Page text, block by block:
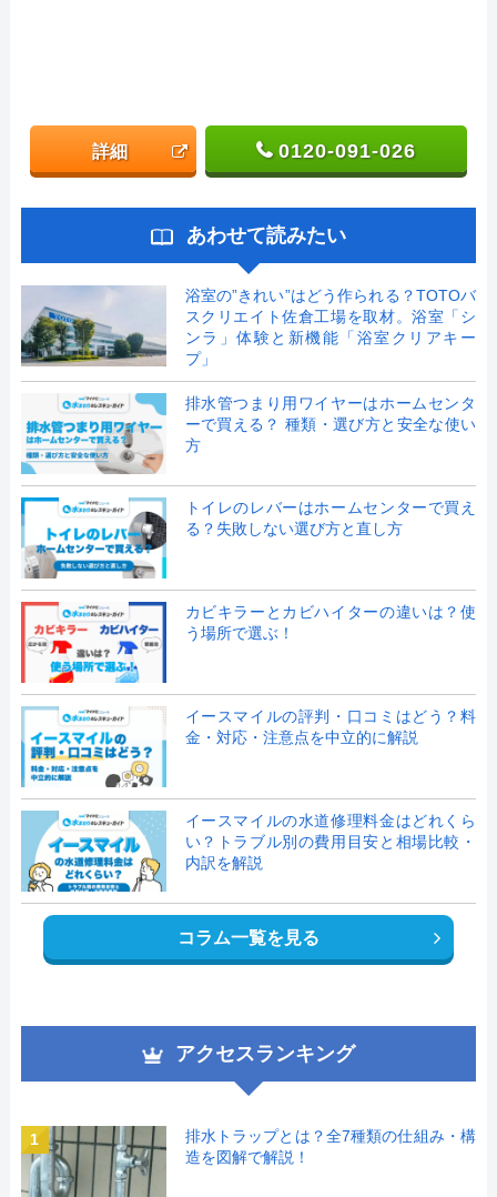
詳細 0120-091-026
あわせて読みたい
浴室の”きれい”はどう作られる？TOTOバ
スクリエイト佐倉工場を取材。浴室「シ
ンラ」体験と新機能「浴室クリアキー
プ」
排水管つまり用ワイヤーはホームセンタ
ーで買える？ 種類・選び方と安全な使い
方
トイレのレバーはホームセンターで買え
る？失敗しない選び方と直し方
カビキラーとカビハイターの違いは？使
う場所で選ぶ！
イースマイルの評判・口コミはどう？料
金・対応・注意点を中立的に解説
イースマイルの水道修理料金はどれくら
い？トラブル別の費用目安と相場比較・
内訳を解説
コラム一覧を見る
アクセスランキング
1
排水トラップとは？全7種類の仕組み・構
造を図解で解説！